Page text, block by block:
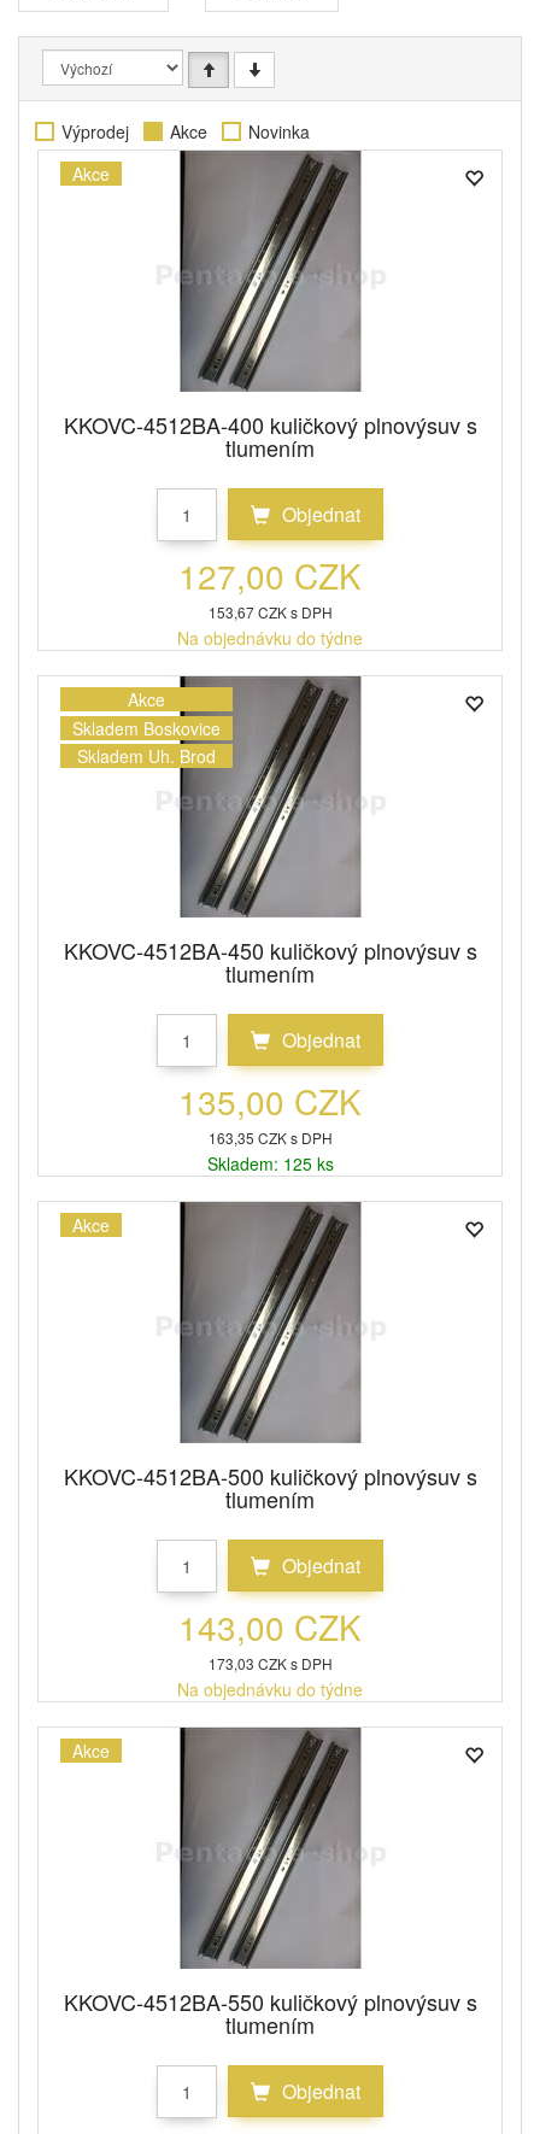
Výprodej Akce
Novinka
Akce
KKOVC-4512BA-400 kuličkový plnovýsuv s
tlumením
Objednat
127,00 CZK
153,67 CZK s DPH
Na objednávku do týdne
Akce
Skladem Boskovice
Skladem Uh. Brod
KKOVC-4512BA-450 kuličkový plnovýsuv s
tlumením
Objednat
135,00 CZK
163,35 CZK s DPH
Skladem: 125 ks
Akce
KKOVC-4512BA-500 kuličkový plnovýsuv s
tlumením
Objednat
143,00 CZK
173,03 CZK s DPH
Na objednávku do týdne
Akce
KKOVC-4512BA-550 kuličkový plnovýsuv s
tlumením
Objednat